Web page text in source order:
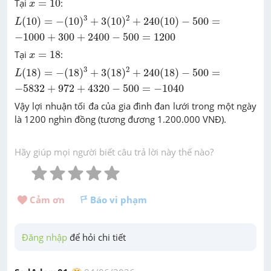
Tại x = 10:
L(10) = −(10)3 + 3(10)2 + 240(10) − 500 =
−1000 + 300 + 2400 − 500 = 1200
L(10)= )3+3( 10 )2+240 ( 10 )−500= 1000
Tại x = 18
x=18 :
L(18) = −(18)3 + 3(18)2 + 240(18) − 500 =
−5832 + 972 + 4320 − 500 = −1040
L(18)= )3+3( 18 )2+240 ( 18 )−500= 5832
Vậy lợi nhuận tối đa của gia đình đan lưới trong một ngày
là 1200 nghìn đồng (tương đương 1.200.000 VNĐ).
Hãy giúp mọi người biết câu trả lời này thế nào?
Cảm ơn Báo vi phạm
Đăng nhập để hỏi chi tiết